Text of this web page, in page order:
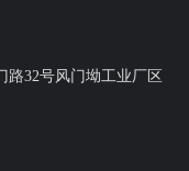
路32号风门坳工业厂区